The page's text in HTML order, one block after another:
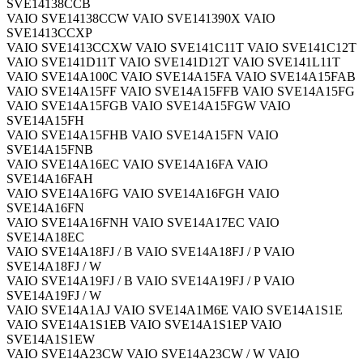
SVE14138CCB
VAIO SVE14138CCW VAIO SVE141390X VAIO
SVE1413CCXP
VAIO SVE1413CCXW VAIO SVE141C11T VAIO SVE141C12T
VAIO SVE141D11T VAIO SVE141D12T VAIO SVE141L11T
VAIO SVE14A100C VAIO SVE14A15FA VAIO SVE14A15FAB
VAIO SVE14A15FF VAIO SVE14A15FFB VAIO SVE14A15FG
VAIO SVE14A15FGB VAIO SVE14A15FGW VAIO
SVE14A15FH
VAIO SVE14A15FHB VAIO SVE14A15FN VAIO
SVE14A15FNB
VAIO SVE14A16EC VAIO SVE14A16FA VAIO
SVE14A16FAH
VAIO SVE14A16FG VAIO SVE14A16FGH VAIO
SVE14A16FN
VAIO SVE14A16FNH VAIO SVE14A17EC VAIO
SVE14A18EC
VAIO SVE14A18FJ / B VAIO SVE14A18FJ / P VAIO
SVE14A18FJ / W
VAIO SVE14A19FJ / B VAIO SVE14A19FJ / P VAIO
SVE14A19FJ / W
VAIO SVE14A1AJ VAIO SVE14A1M6E VAIO SVE14A1S1E
VAIO SVE14A1S1EB VAIO SVE14A1S1EP VAIO
SVE14A1S1EW
VAIO SVE14A23CW VAIO SVE14A23CW / W VAIO